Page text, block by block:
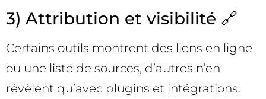
3) Attribution et visibilité 🔗
Certains outils montrent des liens en ligne
ou une liste de sources, d’autres n’en
révèlent qu’avec plugins et intégrations.